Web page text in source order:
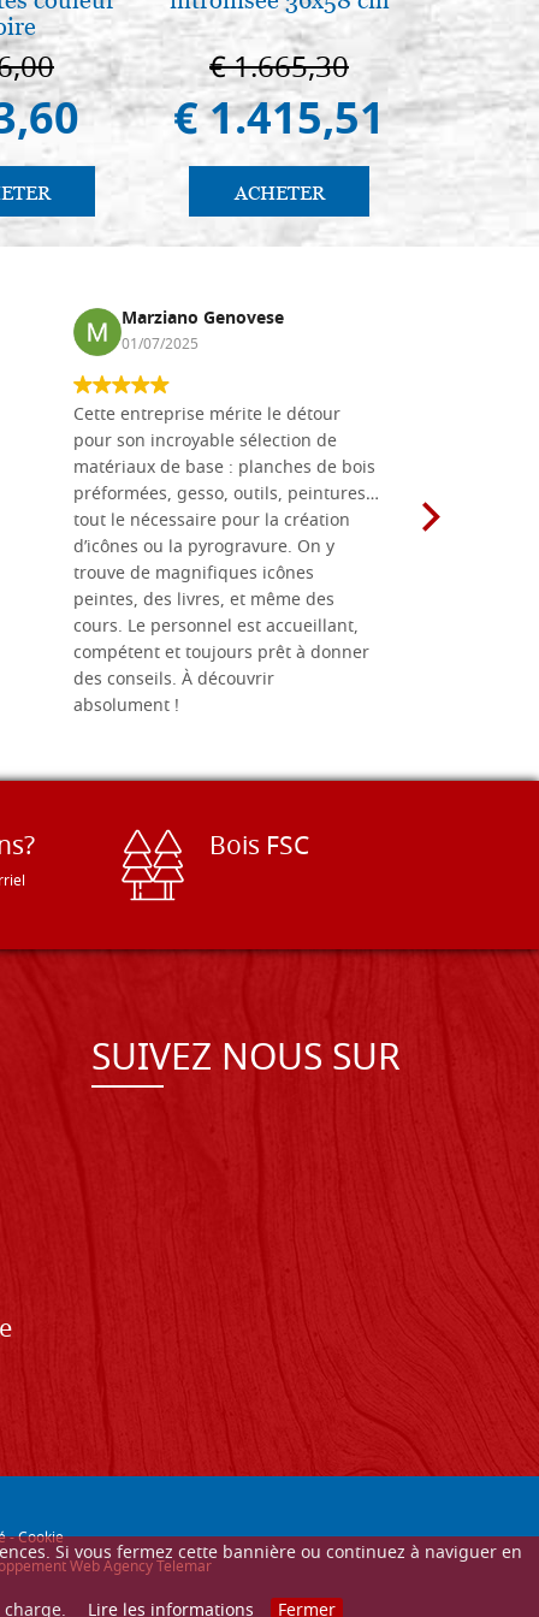
Si vous fermez cette bannière ou continuez à naviguer en
€ 1.665,30
€ 1.415,51
ACHETER
della
€
€
Marziano Genovese
01/07/2025
Cette entreprise mérite le détour
pour son incroyable sélection de
matériaux de base : planches de bois
préformées, gesso, outils, peintures…
tout le nécessaire pour la création
d’icônes ou la pyrogravure. On y
trouve de magnifiques icônes
peintes, des livres, et même des
cours. Le personnel est accueillant,
compétent et toujours prêt à donner
des conseils. À découvrir
absolument !
Bois FSC
SUIVEZ NOUS SUR
-Cookie
Web Agency Telemar